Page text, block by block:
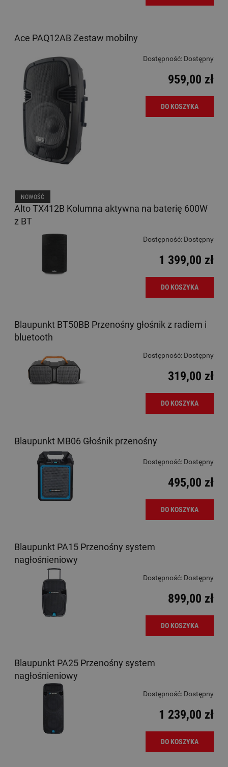
Ace PAQ12AB Zestaw mobilny
Dostępność: Dostępny
959,00 zł
DO KOSZYKA
Alto TX412B Kolumna aktywna na baterię 600W
z BT
Dostępność: Dostępny
1 399,00 zł
DO KOSZYKA
NOWOŚĆ
Blaupunkt BT50BB Przenośny głośnik z radiem i
bluetooth
Dostępność: Dostępny
319,00 zł
DO KOSZYKA
Blaupunkt MB06 Głośnik przenośny
Dostępność: Dostępny
495,00 zł
DO KOSZYKA
Blaupunkt PA15 Przenośny system
nagłośnieniowy
Dostępność: Dostępny
899,00 zł
DO KOSZYKA
Blaupunkt PA25 Przenośny system
nagłośnieniowy
Dostępność: Dostępny
1 239,00 zł
DO KOSZYKA